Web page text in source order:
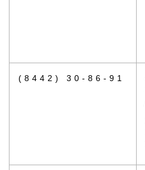
(8442) 30-86-91